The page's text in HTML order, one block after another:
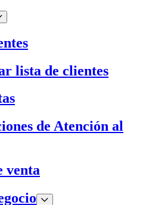
lista de clientes
de Atención al
venta